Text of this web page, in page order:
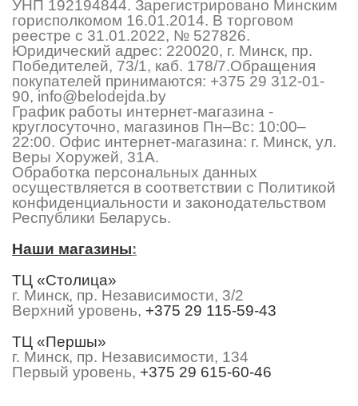
УНП 192194844. Зарегистрировано Минским
горисполкомом 16.01.2014. В торговом
реестре с 31.01.2022, № 527826.
Юридический адрес: 220020, г. Минск, пр.
Победителей, 73/1, каб. 178/7.Обращения
покупателей принимаются: +375 29 312-01-
90, info@belodejda.by
График работы интернет-магазина -
круглосуточно, магазинов Пн–Вс: 10:00–
22:00. Офис интернет-магазина: г. Минск, ул.
Веры Хоружей, 31А.
Обработка персональных данных
осуществляется в соответствии с Политикой
конфиденциальности и законодательством
Республики Беларусь.
Наши магазины:
ТЦ «Столица»
г. Минск, пр. Независимости, 3/2
Верхний уровень, +375 29 115-59-43
ТЦ «Першы»
г. Минск, пр. Независимости, 134
Первый уровень, +375 29 615-60-46